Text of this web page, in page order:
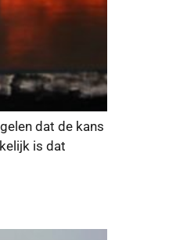
dat de kans
is dat